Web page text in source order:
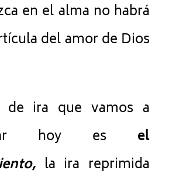
en el alma no habrá
del amor de Dios
de ira que vamos a
hoy es el
la ira reprimida